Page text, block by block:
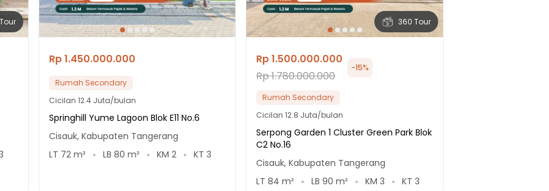
Rp 1.450.000.000
Rumah Secondary
Cicilan 12.4 Juta/bulan
Springhill Yume Lagoon Blok E11 No.6
Cisauk, Kabupaten Tangerang
LT 72m² LB 80 m² KM 2 KT 3
360 Tour
Rp 1.500.000.000
Rp 1.780.000.000
-15%
Rumah Secondary
Cicilan12.8 Juta/bulan
Serpong Garden 1 Cluster Green Park Blok
C2 No.16
Cisauk, Kabupaten Tangerang
LT84 m² LB90 m² KM3 KT3